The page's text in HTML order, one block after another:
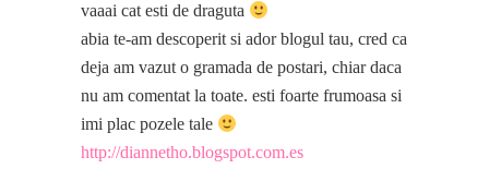
vaaai cat esti de draguta
abia te-am descoperit si ador blogul tau, cred ca
deja am vazut o gramada de postari, chiar daca
nu am comentat la toate. esti foarte frumoasa si
imi plac pozele tale
http://diannetho.blogspot.com.es